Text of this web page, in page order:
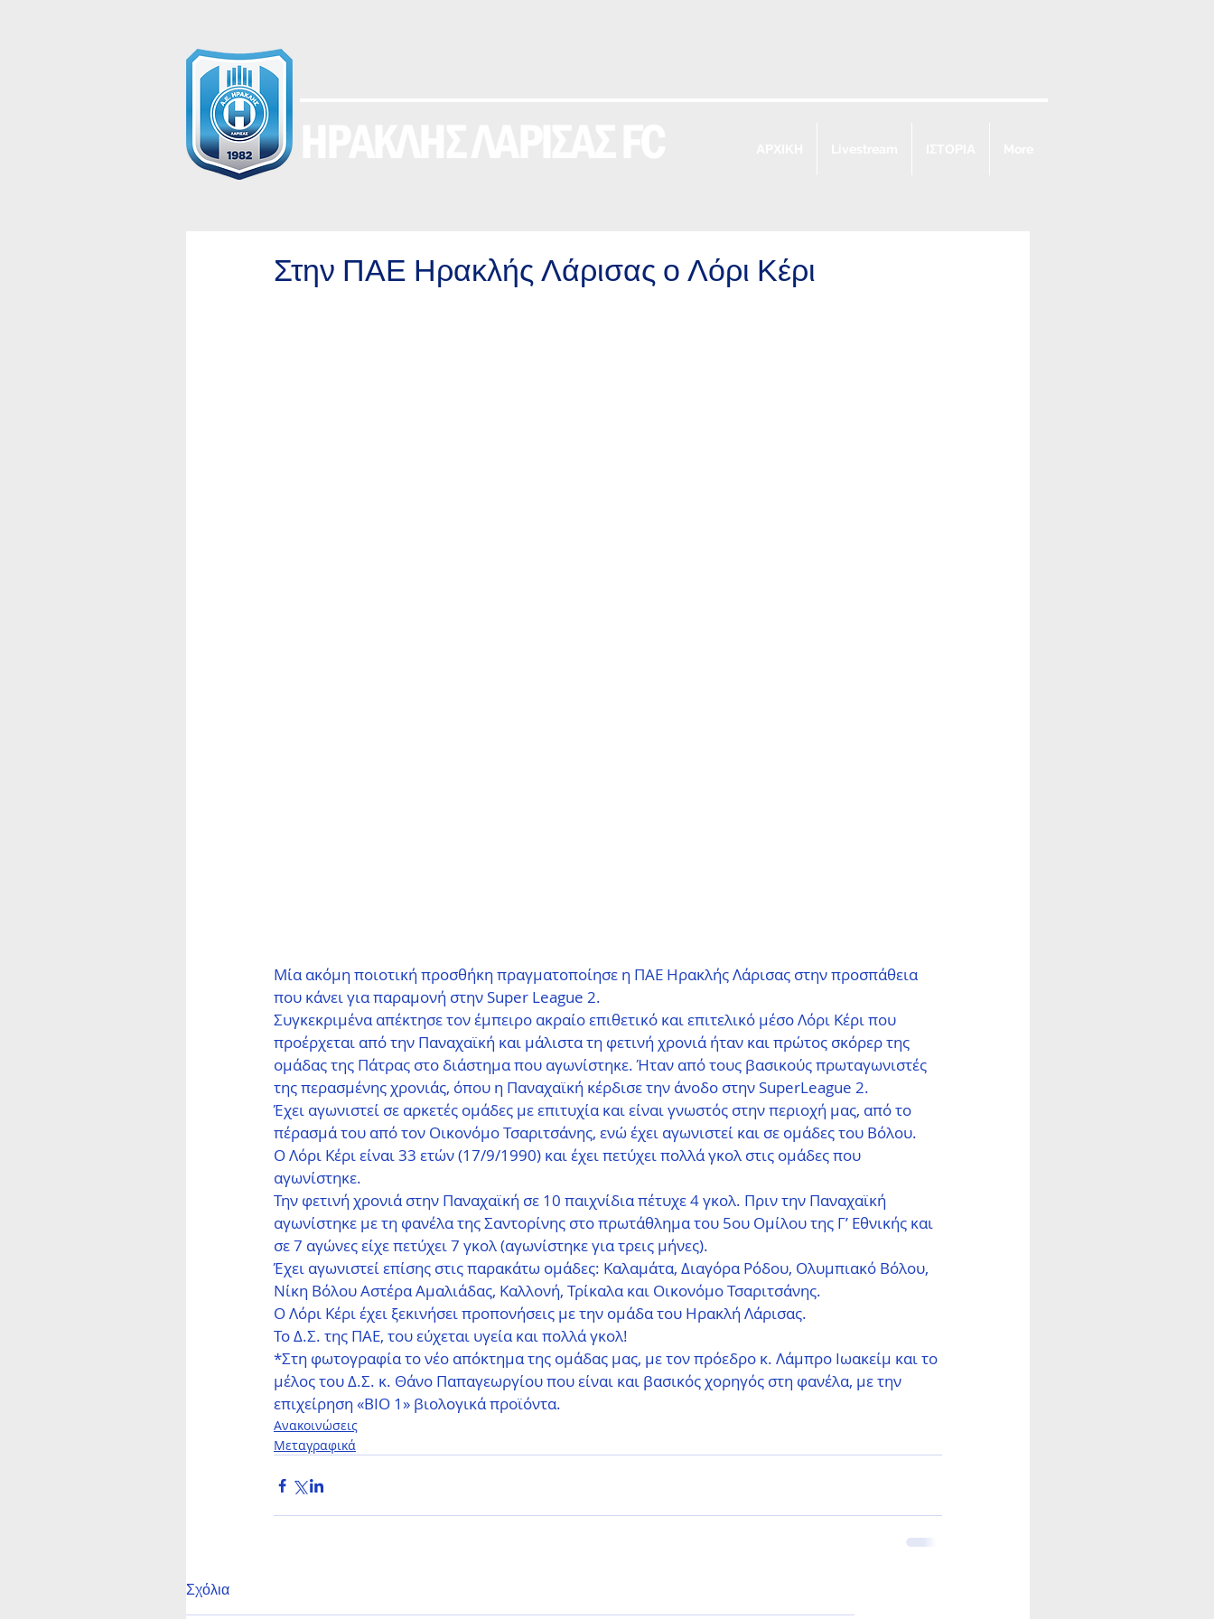
Στην ΠΑΕ Ηρακλής Λάρισας ο Λόρι Κέρι
Μία ακόμη ποιοτική προσθήκη πραγματοποίησε η ΠΑΕ Ηρακλής Λάρισας στην προσπάθεια
που κάνει για παραμονή στην Super League 2.
Συγκεκριμένα απέκτησε τον έμπειρο ακραίο επιθετικό και επιτελικό μέσο Λόρι Κέρι που
προέρχεται από την Παναχαϊκή και μάλιστα τη φετινή χρονιά ήταν και πρώτος σκόρερ της
ομάδας της Πάτρας στο διάστημα που αγωνίστηκε. Ήταν από τους βασικούς πρωταγωνιστές
της περασμένης χρονιάς, όπου η Παναχαϊκή κέρδισε την άνοδο στην SuperLeague 2.
Έχει αγωνιστεί σε αρκετές ομάδες με επιτυχία και είναι γνωστός στην περιοχή μας, από το
πέρασμά του από τον Οικονόμο Τσαριτσάνης, ενώ έχει αγωνιστεί και σε ομάδες του Βόλου.
Ο Λόρι Κέρι είναι 33 ετών (17/9/1990) και έχει πετύχει πολλά γκολ στις ομάδες που
αγωνίστηκε.
Την φετινή χρονιά στην Παναχαϊκή σε 10 παιχνίδια πέτυχε 4 γκολ. Πριν την Παναχαϊκή
αγωνίστηκε με τη φανέλα της Σαντορίνης στο πρωτάθλημα του 5ου Ομίλου της Γ’ Εθνικής και
σε 7 αγώνες είχε πετύχει 7 γκολ (αγωνίστηκε για τρεις μήνες).
Έχει αγωνιστεί επίσης στις παρακάτω ομάδες: Καλαμάτα, Διαγόρα Ρόδου, Ολυμπιακό Βόλου,
Νίκη Βόλου Αστέρα Αμαλιάδας, Καλλονή, Τρίκαλα και Οικονόμο Τσαριτσάνης.
Ο Λόρι Κέρι έχει ξεκινήσει προπονήσεις με την ομάδα του Ηρακλή Λάρισας.
Το Δ.Σ. της ΠΑΕ, του εύχεται υγεία και πολλά γκολ!
*Στη φωτογραφία το νέο απόκτημα της ομάδας μας, με τον πρόεδρο κ. Λάμπρο Ιωακείμ και το
μέλος του Δ.Σ. κ. Θάνο Παπαγεωργίου που είναι και βασικός χορηγός στη φανέλα, με την
επιχείρηση «BIO 1» βιολογικά προϊόντα.
Ανακοινώσεις
Μεταγραφικά
Σχόλια